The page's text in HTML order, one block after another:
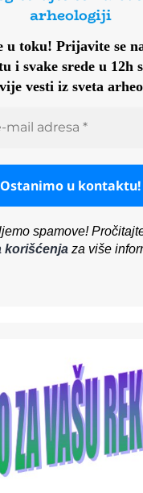
arheologiji
u toku!Prijavite se
i svake srede u 12h
vesti iz sveta
spamove!
korišćenjaza više